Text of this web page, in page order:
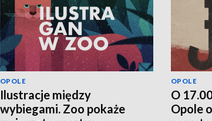
OPOLE
Ilustracje między
wybiegami. Zoo pokaże
OPOLE
O
Opole